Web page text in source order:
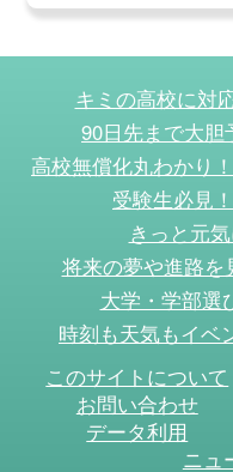
キミの高校に対
90日先まで大
高校無償化丸わかり
受験生必見
きっと元
将来の夢や進路を
大学・学部選
時刻も天気もイベ
このサイトについて
お問い合わせ
データ利用
ニュ